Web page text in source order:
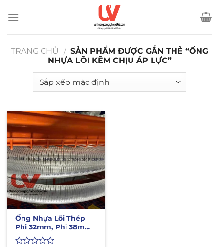
qua
TRANG CHỦ
/ SẢN PHẨM ĐƯỢC GẮN THẺ “ỐNG
NHỰA LÕI KẼM CHỊU ÁP LỰC”
Ống Nhựa Lõi Thép
Phi 32mm, Phi 38mm
Chịu Nhiệt Cao 160oC